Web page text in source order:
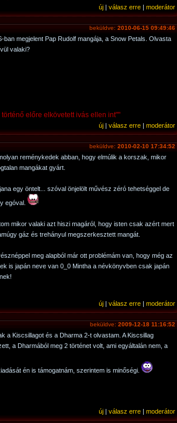
új | válasz erre | moderátor
beküldve: 2010-06-15 09:49:46
ban megjelent Pap Rudolf mangája, a Snow Petals. Olvasta
valaki?
előre elkövetett ivás ellen int""
új | válasz erre | moderátor
beküldve: 2010-02-10 17:34:52
reménykedek abban, hogy elmúlik a korszak, mikor
mangákat gyárt.
egy öntelt... szóval önjelölt művész zéró tehetséggel de
egóval.
mikor valaki azt hiszi magáról, hogy isten csak azért mert
gáz és trehányul megszerkesztett mangát.
meg alapból már ott problémám van, hogy még az
is japán neve van 0_0 Mintha a névkönyvben csak japán
új | válasz erre | moderátor
beküldve: 2009-12-18 11:16:52
a Kiscsillagot és a Dharma 2-t olvastam. A Kiscsillag
a Dharmából meg 2 történet volt, ami egyáltalán nem, a
én is támogatnám, szerintem is minőségi.
új | válasz erre | moderátor